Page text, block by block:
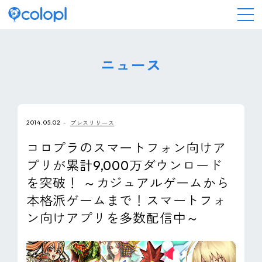
IR情報
採用情報
ニュース
2014.05.02 プレスリリース
コロプラのスマートフォン向けア
プリが累計9,000万ダウンロード
を突破！ ～カジュアルゲームから
本格派ゲームまで！スマートフォ
ン向けアプリを多数配信中～